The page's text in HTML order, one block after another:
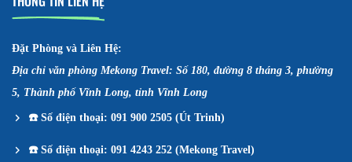
Đặt Phòng và Liên Hệ:
Địa chỉ văn phòng Mekong Travel: Số 180, đường 8 tháng 3, phường
5, Thành phố Vĩnh Long, tỉnh Vĩnh Long
☎️Số điện thoại: 091 900 2505 (Út Trinh)
☎️Số điện thoại: 091 4243 252 (Mekong Travel)